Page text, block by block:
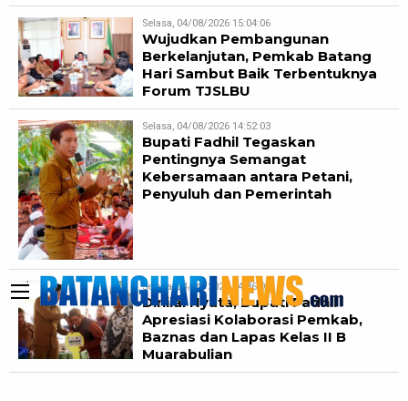
Selasa, 04/08/2026 15:04:06
Wujudkan Pembangunan
Berkelanjutan, Pemkab Batang
Hari Sambut Baik Terbentuknya
Forum TJSLBU
Selasa, 04/08/2026 14:52:03
Bupati Fadhil Tegaskan
Pentingnya Semangat
Kebersamaan antara Petani,
Penyuluh dan Pemerintah
Selasa, 04/08/2026 14:36:01
Dinilai Nyata, Bupati Fadhil
Apresiasi Kolaborasi Pemkab,
Baznas dan Lapas Kelas II B
Muarabulian